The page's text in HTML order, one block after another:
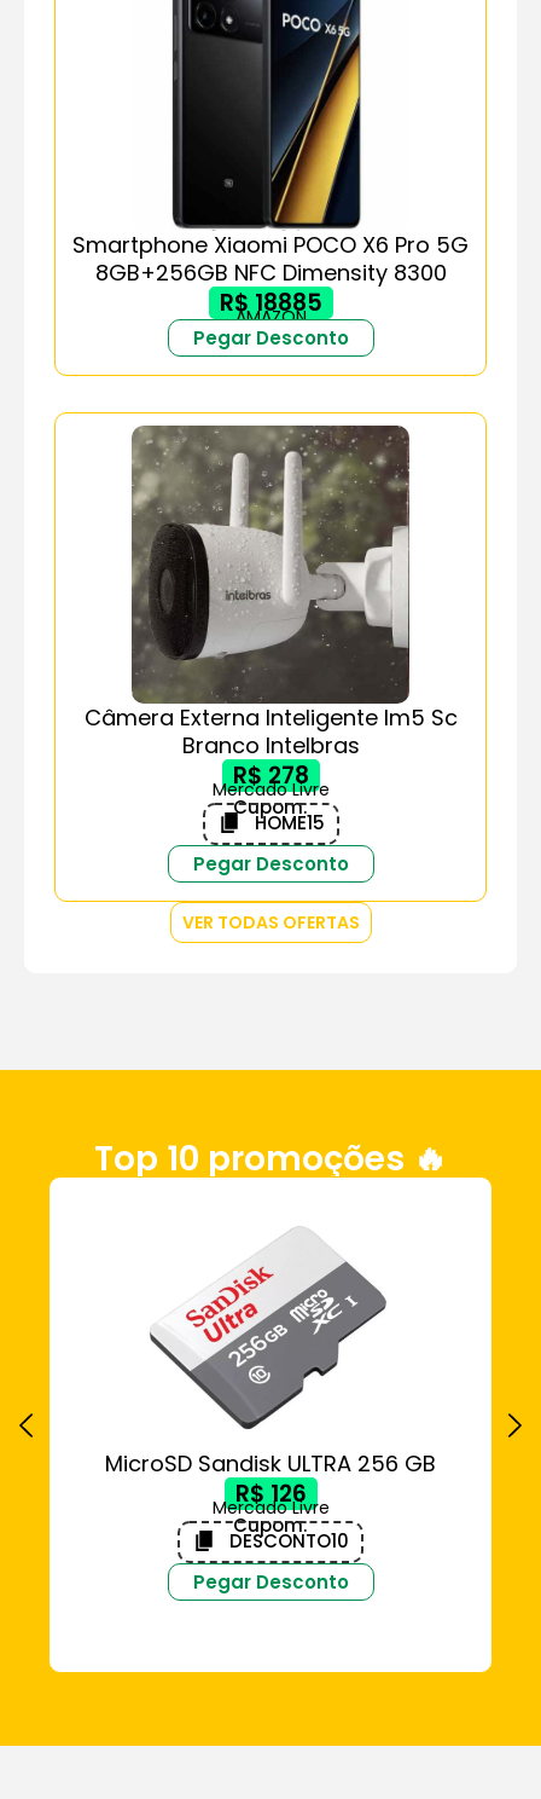
Smartphone Xiaomi POCO X6 Pro 5G
8GB+256GB NFC Dimensity 8300
R$ 18885
AMAZON
Pegar Desconto
Câmera Externa Inteligente Im5 Sc
Branco Intelbras
R$ 278
Mercado Livre
Cupom:
HOME15
Pegar Desconto
VER TODAS OFERTAS
Top 10 promoções 🔥
MicroSD Sandisk ULTRA 256 GB
R$ 126
Mercado Livre
Cupom:
DESCONTO10
Pegar Desconto